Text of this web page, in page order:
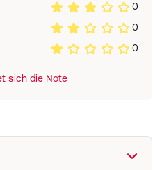
0
0
0
sich die Note